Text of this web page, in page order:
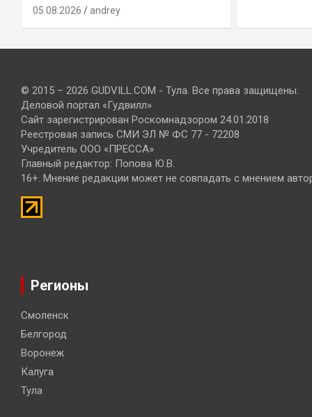
05.08.2026 andrey
© 2015 – 2026 GUDVILL.COM - Тула. Все права защищены.
Деловой портал «Гудвилл»
Сайт зарегистрирован Роскомнадзором 24.01.2018
Реестровая запись СМИ ЭЛ № ФС 77 - 72208
Учредитель ООО «ПРЕССА»
Главный редактор: Попова Ю.В.
16+. Мнение редакции может не совпадать с мнением
Регионы
Смоленск
Белгород
Воронеж
Калуга
Тула